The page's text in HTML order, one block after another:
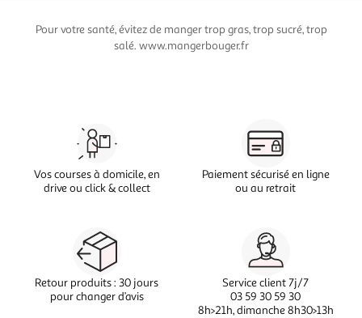
Pour votre santé, évitez de manger trop gras, trop sucré, trop
salé. www.mangerbouger.fr
Vos courses à domicile, en
drive ou click & collect
Paiement sécurisé en ligne
ou au retrait
Retour produits : 30 jours
pour changer d’avis
Service client 7j/7
03 59 30 59 30
8h>21h, dimanche 8h30>13h